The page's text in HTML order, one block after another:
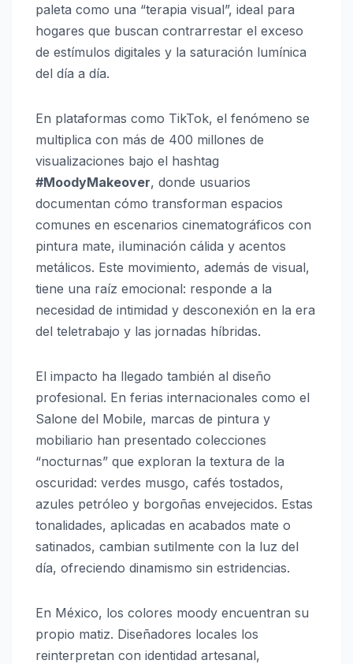
paleta como una “terapia visual”, ideal para
hogares que buscan contrarrestar el exceso
de estímulos digitales y la saturación lumínica
del día a día.
En plataformas como TikTok, el fenómeno se
multiplica con más de 400 millones de
visualizaciones bajo el hashtag
#MoodyMakeover, donde usuarios
documentan cómo transforman espacios
comunes en escenarios cinematográficos con
pintura mate, iluminación cálida y acentos
metálicos. Este movimiento, además de visual,
tiene una raíz emocional: responde a la
necesidad de intimidad y desconexión en la era
del teletrabajo y las jornadas híbridas.
El impacto ha llegado también al diseño
profesional. En ferias internacionales como el
Salone del Mobile, marcas de pintura y
mobiliario han presentado colecciones
“nocturnas” que exploran la textura de la
oscuridad: verdes musgo, cafés tostados,
azules petróleo y borgoñas envejecidos. Estas
tonalidades, aplicadas en acabados mate o
satinados, cambian sutilmente con la luz del
día, ofreciendo dinamismo sin estridencias.
En México, los colores moody encuentran su
propio matiz. Diseñadores locales los
reinterpretan con identidad artesanal,